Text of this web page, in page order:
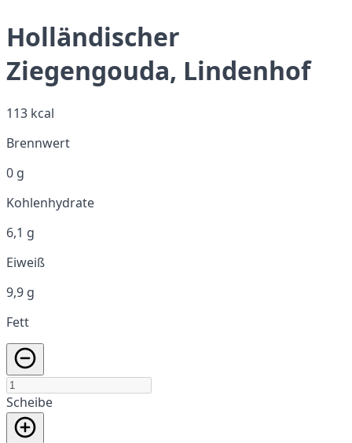
Holländischer
Ziegengouda, Lindenhof
113 kcal
Brennwert
0 g
Kohlenhydrate
6,1 g
Eiweiß
9,9 g
Fett
Scheibe